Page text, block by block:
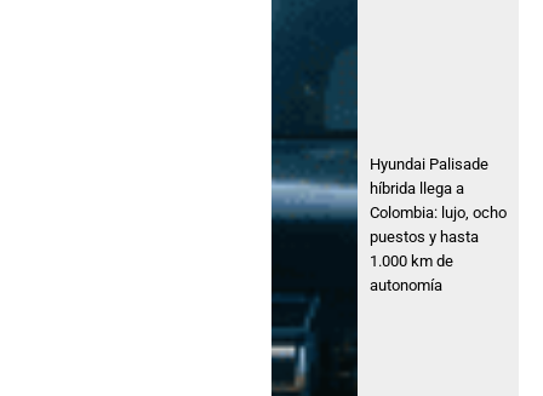
Hyundai Palisade
híbrida llega a
Colombia: lujo, ocho
puestos y hasta
1.000 km de
autonomía